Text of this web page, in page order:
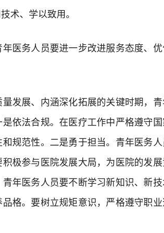
术、学以致用。
务人员要进一步改进服务态度、优
展、内涵深化拓展的关键时期，青
依法合规。在医疗工作中严格遵守
规范性。二是勇于担当。青年医务
极参与医院发展大局，为医院的发
年医务人员要不断学习新知识、新
格。要树立规矩意识，严格遵守职